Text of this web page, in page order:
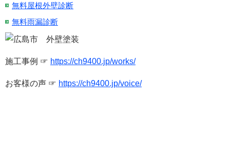
無料屋根外壁診断
無料雨漏診断
施工事例 ☞ https://ch9400.jp/works/
お客様の声 ☞ https://ch9400.jp/voice/